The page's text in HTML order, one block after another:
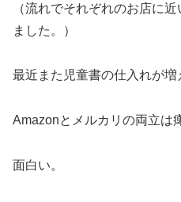
（流れでそれぞれのお店に
ました。）
最近また児童書の仕入れが増
Amazonとメルカリの両立は
面白い。